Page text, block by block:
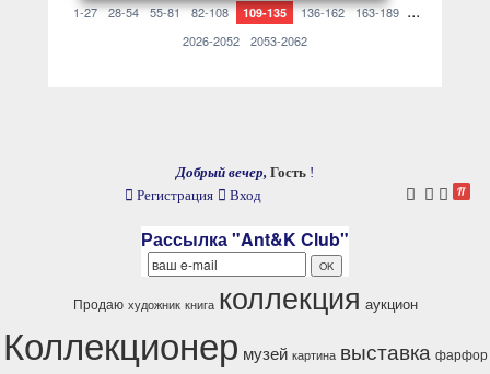
1-27 28-54 55-81 82-108 109-135 136-162 163-189 ...
2026-2052 2053-2062
Добрый вечер, Гость !
Регистрация
Вход
Рассылка "Ant&K Club"
Продаю художник книга коллекция аукцион
Коллекционер музей картина выставка фарфор